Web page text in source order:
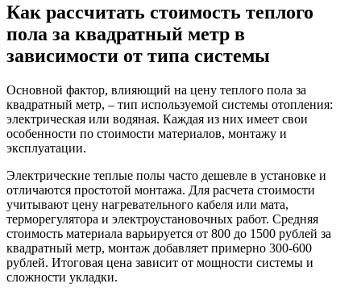
Как рассчитать стоимость теплого
пола за квадратный метр в
зависимости от типа системы
Основной фактор, влияющий на цену теплого пола за
квадратный метр, – тип используемой системы отопления:
электрическая или водяная. Каждая из них имеет свои
особенности по стоимости материалов, монтажу и
эксплуатации.
Электрические теплые полы часто дешевле в установке и
отличаются простотой монтажа. Для расчета стоимости
учитывают цену нагревательного кабеля или мата,
терморегулятора и электроустановочных работ. Средняя
стоимость материала варьируется от 800 до 1500 рублей за
квадратный метр, монтаж добавляет примерно 300-600
рублей. Итоговая цена зависит от мощности системы и
сложности укладки.